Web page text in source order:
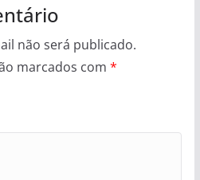
não será publicado.
marcados com *